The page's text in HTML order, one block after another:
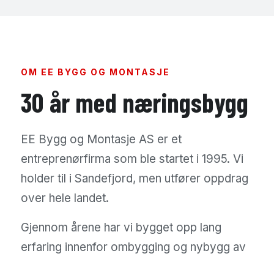
OM EE BYGG OG MONTASJE
30 år med næringsbygg
EE Bygg og Montasje AS er et
entreprenørfirma som ble startet i 1995. Vi
holder til i Sandefjord, men utfører oppdrag
over hele landet.
Gjennom årene har vi bygget opp lang
erfaring innenfor ombygging og nybygg av